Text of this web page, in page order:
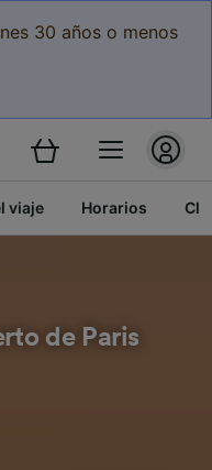
30 años o menos
viaje Horarios
de Paris